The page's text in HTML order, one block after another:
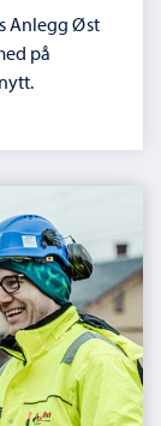
Anlegg Øst
på